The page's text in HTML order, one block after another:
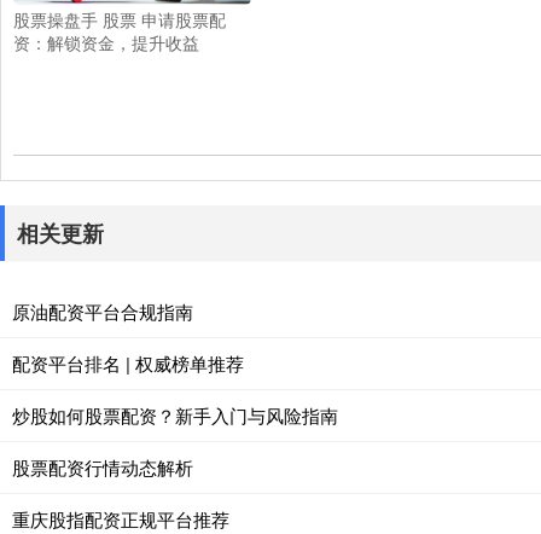
股票操盘手 股票 申请股票配
资：解锁资金，提升收益
相关更新
原油配资平台合规指南
配资平台排名 | 权威榜单推荐
炒股如何股票配资？新手入门与风险指南
股票配资行情动态解析
重庆股指配资正规平台推荐